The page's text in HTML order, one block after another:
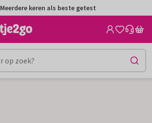
Meerdere keren als beste getest